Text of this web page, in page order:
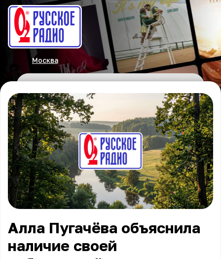
Москва
Алла Пугачёва объяснила
наличие своей